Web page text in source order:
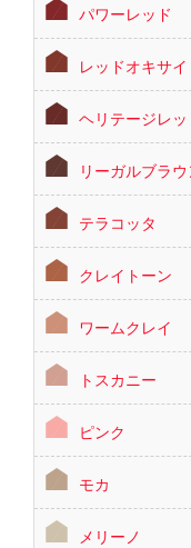
パワーレッド
レッドオキサイ
ヘリテージレッ
リーガルブラウ
テラコッタ
クレイトーン
ワームクレイ
トスカニー
ピンク
モカ
メリーノ